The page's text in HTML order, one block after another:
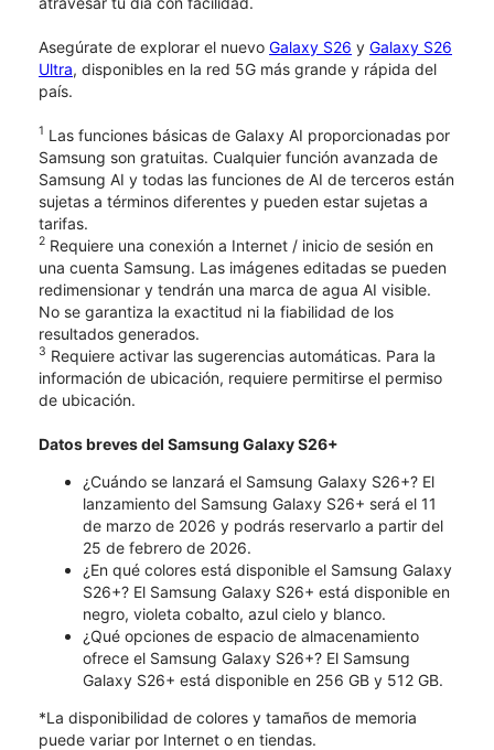
Asegúrate de explorar el nuevo Galaxy S26 y Galaxy S26
Ultra, disponibles en la red 5G más grande y rápida del
país.
1 Las funciones básicas de Galaxy AI proporcionadas por
Samsung son gratuitas. Cualquier función avanzada de
Samsung AI y todas las funciones de AI de terceros están
sujetas a términos diferentes y pueden estar sujetas a
tarifas.
2 Requiere una conexión a Internet / inicio de sesión en
una cuenta Samsung. Las imágenes editadas se pueden
redimensionar y tendrán una marca de agua AI visible.
No se garantiza la exactitud ni la fiabilidad de los
resultados generados.
3 Requiere activar las sugerencias automáticas. Para la
información de ubicación, requiere permitirse el permiso
de ubicación.
Datos breves del Samsung Galaxy S26+
¿Cuándo se lanzará el Samsung Galaxy S26+? El
lanzamiento del Samsung Galaxy S26+ será el 11
de marzo de 2026 y podrás reservarlo a partir del
25 de febrero de 2026.
¿En qué colores está disponible el Samsung Galaxy
S26+? El Samsung Galaxy S26+ está disponible en
negro, violeta cobalto, azul cielo y blanco.
¿Qué opciones de espacio de almacenamiento
ofrece el Samsung Galaxy S26+? El Samsung
Galaxy S26+ está disponible en 256 GB y 512 GB.
*La disponibilidad de colores y tamaños de memoria
puede variar por Internet o en tiendas.